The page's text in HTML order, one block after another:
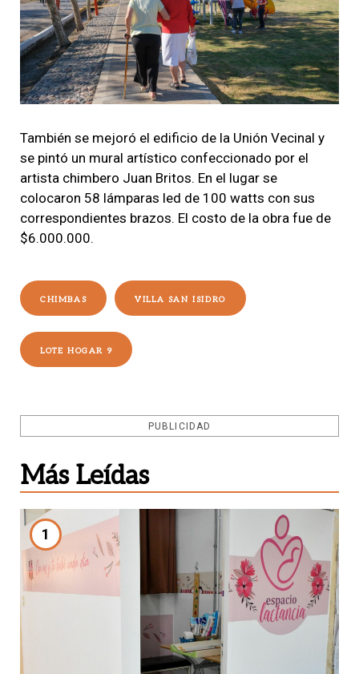
También se mejoró el edificio de la Unión Vecinal y
se pintó un mural artístico confeccionado por el
artista chimbero Juan Britos. En el lugar se
colocaron 58 lámparas led de 100 watts con sus
correspondientes brazos. El costo de la obra fue de
$6.000.000.
CHIMBAS VILLA SAN ISIDRO
LOTE HOGAR 9
PUBLICIDAD
Más Leídas
1